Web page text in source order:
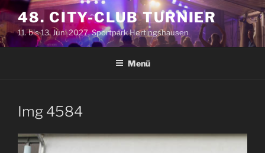
Zum
Inhalt
springen
48. CITY-CLUB TURNIER
11. bis 13. Juni 2027, Sportpark Hertingshausen
Menü
Img 4584